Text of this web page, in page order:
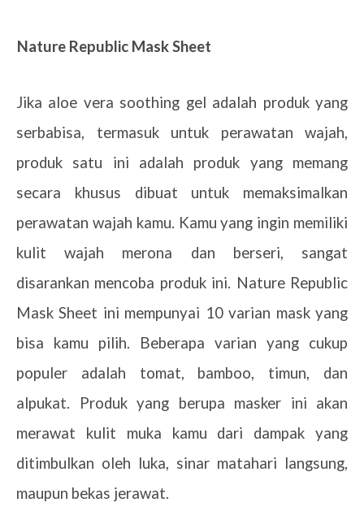
Nature Republic Mask Sheet
Jika aloe vera soothing gel adalah produk yang
serbabisa, termasuk untuk perawatan wajah,
produk satu ini adalah produk yang memang
secara khusus dibuat untuk memaksimalkan
perawatan wajah kamu. Kamu yang ingin memiliki
kulit wajah merona dan berseri, sangat
disarankan mencoba produk ini. Nature Republic
Mask Sheet ini mempunyai 10 varian mask yang
bisa kamu pilih. Beberapa varian yang cukup
populer adalah tomat, bamboo, timun, dan
alpukat. Produk yang berupa masker ini akan
merawat kulit muka kamu dari dampak yang
ditimbulkan oleh luka, sinar matahari langsung,
maupun bekas jerawat.